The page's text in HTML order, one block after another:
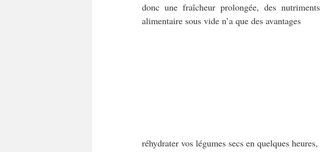
donc une fraîcheur prolongée, des
alimentaire sous vide n’a que des avantages
réhydrater vos légumes secs en quelques